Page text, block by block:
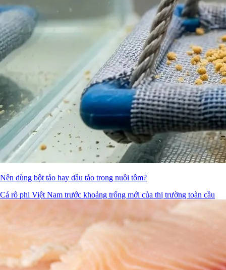
Nên dùng bột tảo hay dầu tảo trong nuôi tôm?
Cá rô phi Việt Nam trước khoảng trống mới của thị trường toàn cầu